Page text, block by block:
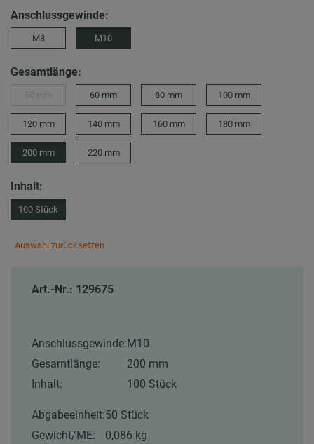
Anschlussgewinde:
M8 M10
Gesamtlänge:
60 mm 80 mm 100 mm
120 mm 140 mm 160 mm 180 mm
200 mm 220 mm
Inhalt:
100 Stück
Auswahl zurücksetzen
Art.-Nr.: 129675
Anschlussgewinde:M10
Gesamtlänge:
200 mm
Inhalt:
100 Stück
Abgabeeinheit:50 Stück
Gewicht/ME:
0,086 kg